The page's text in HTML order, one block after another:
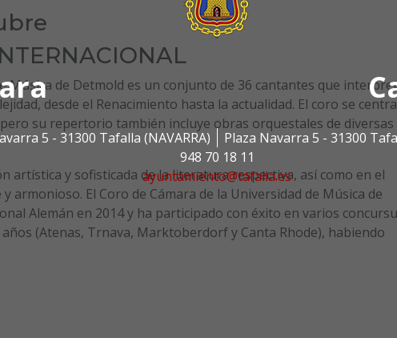
5 - 31300 Tafalla (NAVARRA)
Plaza Navarra 5 - 31300
948 70 18 11
ayuntamiento@tafalla.es
Música de Detmold es un conjunto de 36 cantantes que
desde el Renacimiento hasta la actualidad. El coro se
pero su repertorio también incluye obras orquestales de diversas
artística y sofisticada de la literatura respectiva, así como en el
armonioso. El Coro de Cámara de la Universidad de Música de
Alemán en 2014 y ha participado con éxito en varios
(Atenas, Trnava, Marktoberdorf y Canta Rhode), habiendo